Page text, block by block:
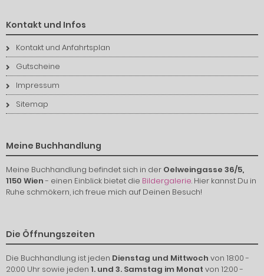
Kontakt und Infos
Kontakt und Anfahrtsplan
Gutscheine
Impressum
Sitemap
Meine Buchhandlung
Meine Buchhandlung befindet sich in der Oelweingasse 36/5,
1150 Wien- einen Einblick bietet die Bildergalerie. Hier kannst Du in
Ruhe schmökern, ich freue mich auf Deinen Besuch!
Die Öffnungszeiten
Die Buchhandlung ist jeden Dienstag und Mittwoch von 18:00 -
20:00 Uhr sowie jeden 1. und 3. Samstag im Monat von 12:00 -